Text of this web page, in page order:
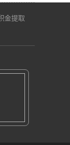
金提取